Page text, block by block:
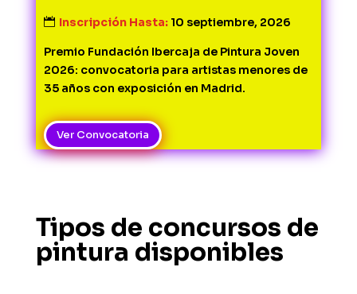
Inscripción Hasta: 10 septiembre, 2026
Premio Fundación Ibercaja de Pintura Joven
2026: convocatoria para artistas menores de
35 años con exposición en Madrid.
Ver Convocatoria
Tipos de concursos de
pintura disponibles